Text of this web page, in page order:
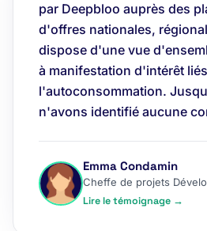
par Deepbloo auprès des
d'offres nationales,
dispose d'une vue
à manifestation d'intérêt
l'autoconsommation.
n'avons identifié aucune
Emma Condamin
Lire le témoignage →